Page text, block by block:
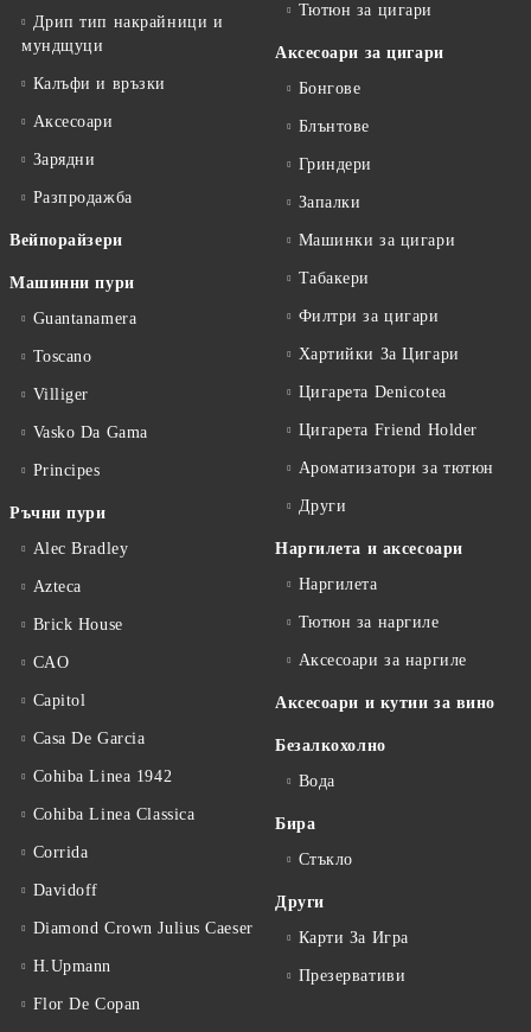
Дрип тип накрайници и
мундщуци
Калъфи и връзки
Аксесоари
Зарядни
Разпродажба
Вейпорайзери
Машинни пури
Guantanamera
Toscano
Villiger
Vasko Da Gama
Principes
Ръчни пури
Alec Bradley
Azteca
Brick House
CAO
Capitol
Casa De Garcia
Cohiba Linea 1942
Cohiba Linea Classica
Corrida
Davidoff
Diamond Crown Julius Caeser
H.Upmann
Flor De Copan
Тютюн за цигари
Аксесоари за цигари
Бонгове
Блънтове
Гриндери
Запалки
Машинки за цигари
Табакери
Филтри за цигари
Хартийки За Цигари
Цигарета Denicotea
Цигарета Friend Holder
Ароматизатори за тютюн
Други
Наргилета и аксесоари
Наргилета
Тютюн за наргиле
Аксесоари за наргиле
Аксесоари и кутии за вино
Безалкохолно
Вода
Бира
Стъкло
Други
Карти За Игра
Презервативи